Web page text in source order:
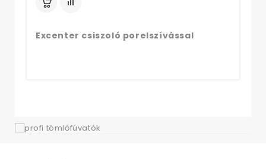
Excenter csiszoló porelszívással